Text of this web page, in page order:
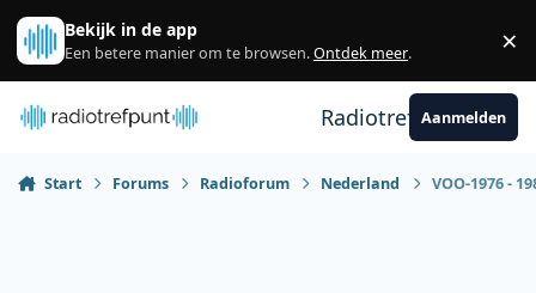
Spring naar bijdragen
Bekijk in de app
Een betere manier om te browsen.Ontdek meer. ×
RadiotrefpuntAanmelden
Start Forums Radioforum Nederland VOO-1976 -